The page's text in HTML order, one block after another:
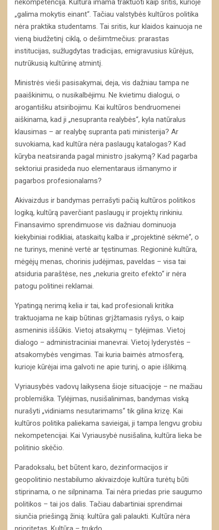
„galima mokytis einant“. Tačiau valstybės kultūros politika
nėra praktika studentams. Tai sritis, kur klaidos kainuoja ne
vieną biudžetinį ciklą, o dešimtmečius: prarastas
institucijas, sužlugdytas tradicijas, emigravusius kūrėjus,
nutrūkusią kultūrinę atmintį.
Ministrės vieši pasisakymai, deja, vis dažniau tampa ne
paaiškinimu, o nusikalbėjimu. Ne kvietimu dialogui, o
arogantišku atsiribojimu. Kai kultūros bendruomenei
aiškinama, kad ji „nesupranta realybės“, kyla natūralus
klausimas – ar realybę supranta pati ministerija? Ar
suvokiama, kad kultūra nėra paslaugų katalogas? Kad
kūryba neatsiranda pagal ministro įsakymą? Kad pagarba
sektoriui prasideda nuo elementaraus išmanymo ir
pagarbos profesionalams?
Akivaizdus ir bandymas perrašyti pačią kultūros politikos
logiką, kultūrą paverčiant paslaugų ir projektų rinkiniu.
Finansavimo sprendimuose vis dažniau dominuoja
kiekybiniai rodikliai, ataskaitų kalba ir „projektinė sėkmė“, o
ne turinys, meninė vertė ar tęstinumas. Regioninė kultūra,
mėgėjų menas, chorinis judėjimas, paveldas – visa tai
atsiduria paraštėse, nes „nekuria greito efekto“ ir nėra
patogu politinei reklamai.
Ypatingą nerimą kelia ir tai, kad profesionali kritika
traktuojama ne kaip būtinas grįžtamasis ryšys, o kaip
asmeninis iššūkis. Vietoj atsakymų – tylėjimas. Vietoj
dialogo – administraciniai manevrai. Vietoj lyderystės –
atsakomybės vengimas. Tai kuria baimės atmosferą,
kurioje kūrėjai ima galvoti ne apie turinį, o apie išlikimą.
Vyriausybės vadovų laikysena šioje situacijoje – ne mažiau
problemiška. Tylėjimas, nusišalinimas, bandymas viską
nurašyti „vidiniams nesutarimams“ tik gilina krizę. Kai
kultūros politika paliekama savieigai, ji tampa lengvu grobiu
nekompetencijai. Kai Vyriausybė nusišalina, kultūra lieka be
politinio skėčio.
Paradoksalu, bet būtent karo, dezinformacijos ir
geopolitinio nestabilumo akivaizdoje kultūra turėtų būti
stiprinama, o ne silpninama. Tai nėra priedas prie saugumo
politikos – tai jos dalis. Tačiau dabartiniai sprendimai
siunčia priešingą žinią: kultūra gali palaukti. Kultūra nėra